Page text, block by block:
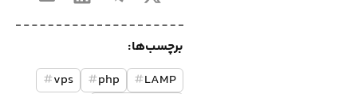
برچسب‌ها:
LAMP
#
php
#
vps
#